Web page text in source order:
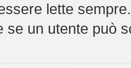
lette
se un utente può